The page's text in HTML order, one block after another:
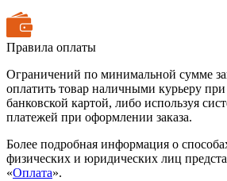
Правила оплаты
Ограничений по минимальной сумме
оплатить товар наличными курьеру при
банковской картой, либо используя
платежей при оформлении заказа.
Более подробная информация о
физических и юридических лиц
«Оплата».